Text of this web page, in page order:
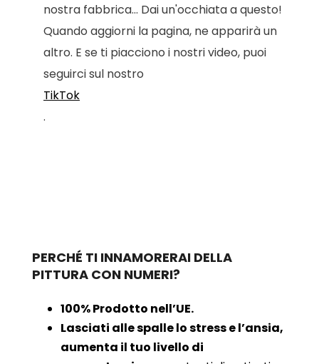
nostra fabbrica... Dai un'occhiata a questo!
Quando aggiorni la pagina, ne apparirà un
altro. E se ti piacciono i nostri video, puoi
seguirci sul nostro
TikTok
.
PERCHÉ TI INNAMORERAI DELLA
PITTURA CON NUMERI?
100% Prodotto nell’UE.
Lasciati alle spalle lo stress e l’ansia,
aumenta il tuo livello di